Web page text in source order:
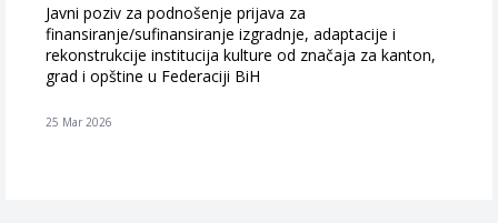
Javni poziv za podnošenje prijava za
finansiranje/sufinansiranje izgradnje, adaptacije i
rekonstrukcije institucija kulture od značaja za kanton,
grad i opštine u Federaciji BiH
25 Mar 2026